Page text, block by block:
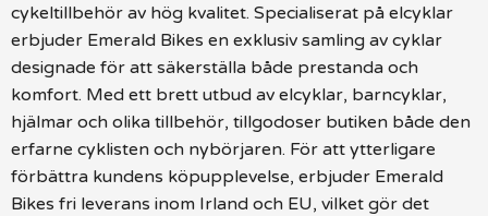
cykeltillbehör av hög kvalitet. Specialiserat på elcyklar
erbjuder Emerald Bikes en exklusiv samling av cyklar
designade för att säkerställa både prestanda och
komfort. Med ett brett utbud av elcyklar, barncyklar,
hjälmar och olika tillbehör, tillgodoser butiken både den
erfarne cyklisten och nybörjaren. För att ytterligare
förbättra kundens köpupplevelse, erbjuder Emerald
Bikes fri leverans inom Irland och EU, vilket gör det